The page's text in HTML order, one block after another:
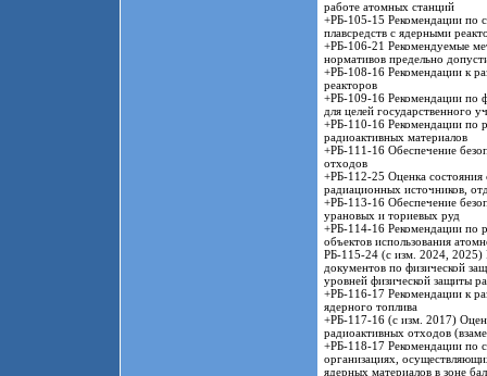
работе атомных станций
+РБ-105-15 Рекомендации по
плавсредств с ядерными
+РБ-106-21 Рекомендуемые
нормативов предельно
+РБ-108-16 Рекомендации к
реакторов
+РБ-109-16 Рекомендации по
для целей государственного
+РБ-110-16 Рекомендации по
радиоактивных материалов
+РБ-111-16 Обеспечение
отходов
+РБ-112-25 Оценка состояния
радиационных источников,
+РБ-113-16 Обеспечение
урановых и ториевых руд
+РБ-114-16 Рекомендации по
объектов использования
РБ-115-24 (с изм. 2024, 2025)
документов по физической
уровней физической защиты
+РБ-116-17 Рекомендации к
ядерного топлива
+РБ-117-16 (с изм. 2017)
радиоактивных отходов
+РБ-118-17 Рекомендации по
организациях,
ядерных материалов в зоне